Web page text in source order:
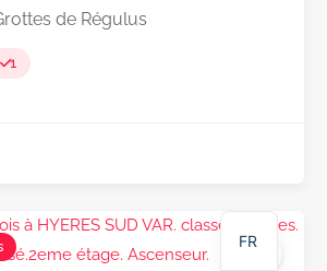
de Régulus
1
FR